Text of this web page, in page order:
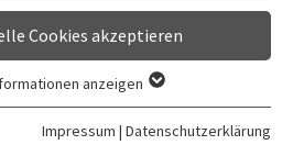
Cookies akzeptieren
für grundlegende Funktionen der
ist gewährleistet, dass die
anzeigen
Impressum | Datenschutzerklärung